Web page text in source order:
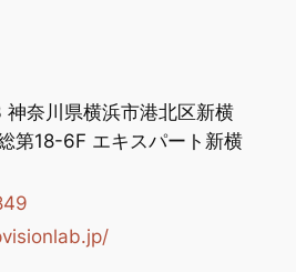
奈川県横浜市港北区新横
第18-6F エキスパート新横